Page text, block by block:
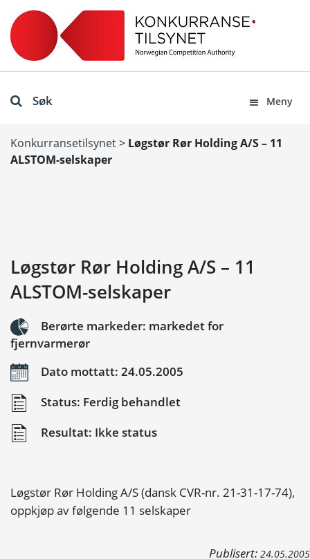
Søk Meny
Konkurransetilsynet> Løgstør Rør Holding A/S – 11
ALSTOM-selskaper
Løgstør Rør Holding A/S – 11
ALSTOM-selskaper
Berørte markeder: markedet for
fjernvarmerør
Dato mottatt: 24.05.2005
Status: Ferdig behandlet
Resultat: Ikke status
Løgstør Rør Holding A/S (dansk CVR-nr. 21-31-17-74),
oppkjøp av følgende 11 selskaper
Publisert: 24.05.2005